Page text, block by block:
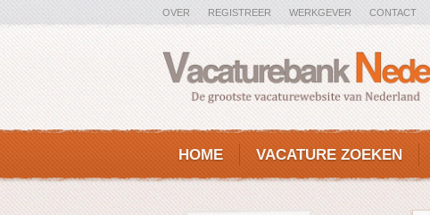
OVER REGISTREER WERKGEVER CONTACT
HOME VACATURE ZOEKEN